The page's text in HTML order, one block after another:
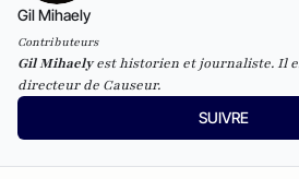
Gil Mihaely
Contributeurs
Gil Mihaelyest historien et journaliste. Il
directeur de Causeur.
SUIVRE